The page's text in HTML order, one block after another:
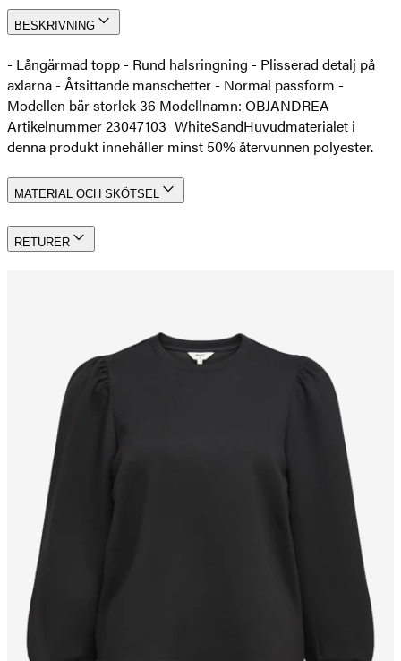
BESKRIVNING
- Långärmad topp - Rund halsringning - Plisserad detalj på
axlarna - Åtsittande manschetter - Normal passform -
Modellen bär storlek 36 Modellnamn: OBJANDREA
Artikelnummer 23047103_WhiteSandHuvudmaterialet i
denna produkt innehåller minst 50% återvunnen polyester.
MATERIAL OCH SKÖTSEL
RETURER